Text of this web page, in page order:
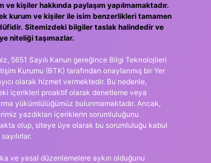
ve kişiler hakkında paylaşım yapılmamaktadır.
kurum ve kişiler ile isim benzerlikleri tamamen
Sitemizdeki bilgiler taslak halindedir ve
niteliği taşımazlar.
5651 Sayılı Kanun gereğince Bilgi Teknolojileri
Kurumu (BTK) tarafından onaylanmış bir Yer
olarak hizmet vermektedir. Bu nedenle,
içerikleri proaktif olarak denetleme veya
yükümlülüğümüz bulunmamaktadır. Ancak,
yazdıkları içeriklerin sorumluluğunu
olup, siteye üye olarak bu sorumluluğu kabul
ve yasal düzenlemelere aykırı olduğunu